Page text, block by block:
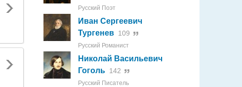
Русский Поэт
Иван Сергеевич
Тургенев 109
Русский Романист
Николай Васильевич
Гоголь 142
Русский Писатель